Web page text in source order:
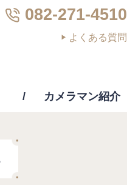
082-271-4510
よくある質問
カメラマン紹介